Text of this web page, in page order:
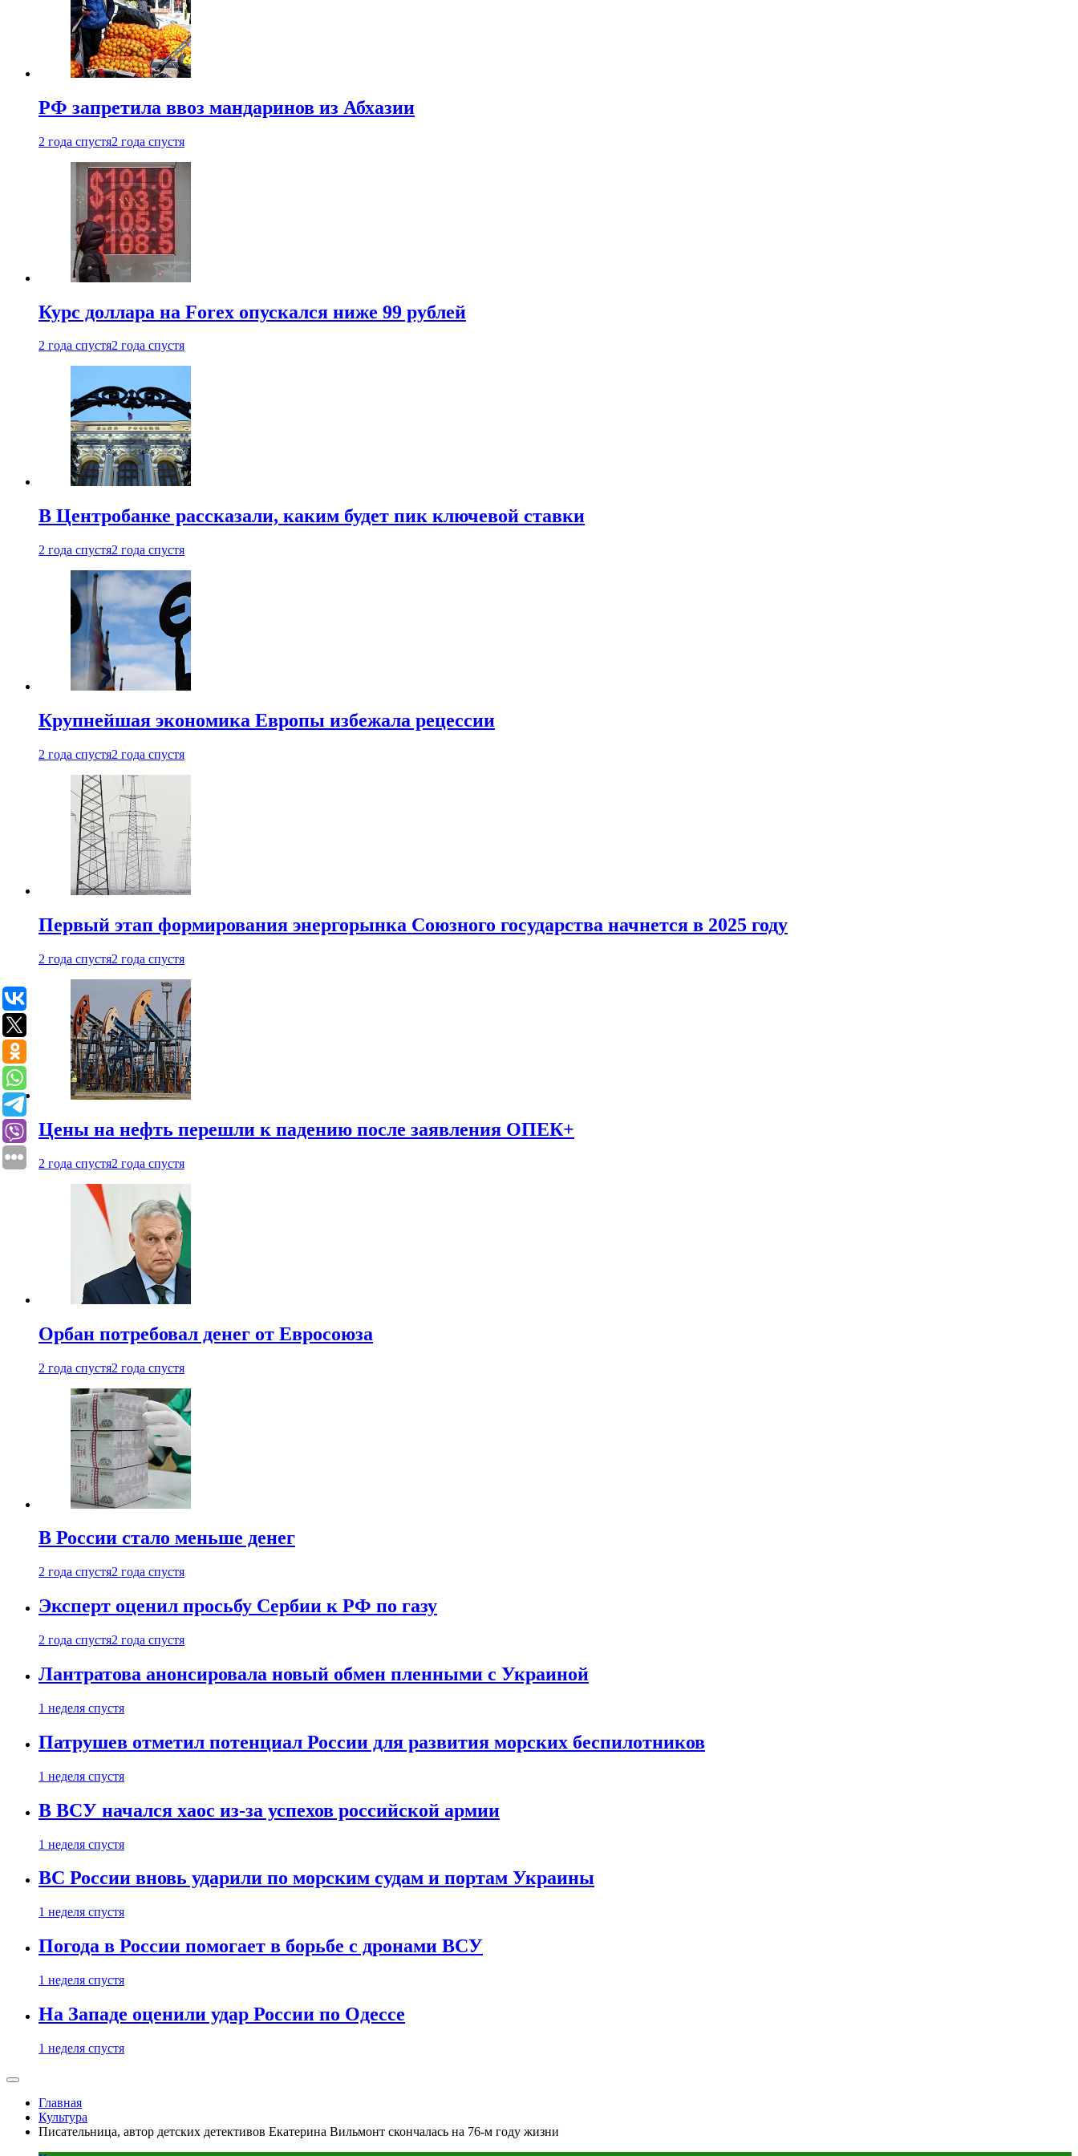
РФ запретила ввоз мандаринов из Абхазии
2 года спустя2 года спустя
Курс доллара на Forex опускался ниже 99 рублей
2 года спустя2 года спустя
В Центробанке рассказали, каким будет пик ключевой ставки
2 года спустя2 года спустя
Крупнейшая экономика Европы избежала рецессии
2 года спустя2 года спустя
Первый этап формирования энергорынка Союзного государства начнется в 2025 году
2 года спустя2 года спустя
Цены на нефть перешли к падению после заявления ОПЕК+
2 года спустя2 года спустя
Орбан потребовал денег от Евросоюза
2 года спустя2 года спустя
В России стало меньше денег
2 года спустя2 года спустя
Эксперт оценил просьбу Сербии к РФ по газу
2 года спустя2 года спустя
Лантратова анонсировала новый обмен пленными с Украиной
1 неделя спустя
Патрушев отметил потенциал России для развития морских беспилотников
1 неделя спустя
В ВСУ начался хаос из-за успехов российской армии
1 неделя спустя
ВС России вновь ударили по морским судам и портам Украины
1 неделя спустя
Погода в России помогает в борьбе с дронами ВСУ
1 неделя спустя
На Западе оценили удар России по Одессе
1 неделя спустя
Главная
Культура
Писательница, автор детских детективов Екатерина Вильмонт скончалась на 76-м году жизни